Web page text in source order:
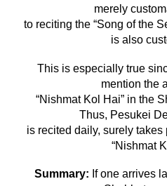
merely
to reciting the “Song of the
is also
This is especially true
mention the
“Nishmat Kol Hai” in the
Thus, Pesukei
is recited daily, surely
“Nishmat
Summary: If one arrives